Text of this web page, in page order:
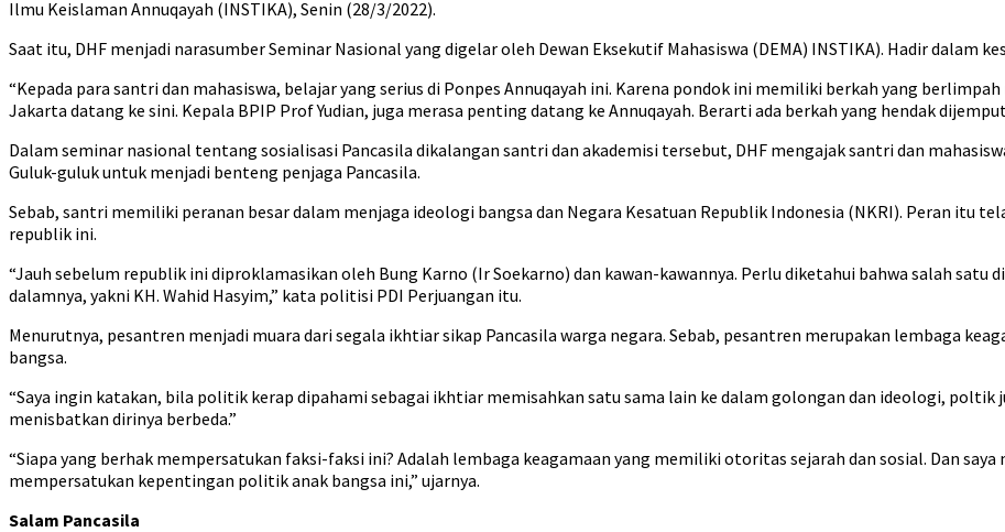
Ilmu Keislaman Annuqayah (INSTIKA), Senin (28/3/2022).
Saat itu, DHF menjadi narasumber Seminar Nasional yang digelar oleh Dewan Eksekutif Mahasiswa (DEMA) INSTIKA). Hadir dalam
“Kepada para santri dan mahasiswa, belajar yang serius di Ponpes Annuqayah ini. Karena pondok ini memiliki berkah yang
Jakarta datang ke sini. Kepala BPIP Prof Yudian, juga merasa penting datang ke Annuqayah. Berarti ada berkah yang hendak
Dalam seminar nasional tentang sosialisasi Pancasila dikalangan santri dan akademisi tersebut, DHF mengajak santri dan
Guluk-guluk untuk menjadi benteng penjaga Pancasila.
Sebab, santri memiliki peranan besar dalam menjaga ideologi bangsa dan Negara Kesatuan Republik Indonesia (NKRI). Peran itu
republik ini.
“Jauh sebelum republik ini diproklamasikan oleh Bung Karno (Ir Soekarno) dan kawan-kawannya. Perlu diketahui bahwa salah satu
dalamnya, yakni KH. Wahid Hasyim,” kata politisi PDI Perjuangan itu.
Menurutnya, pesantren menjadi muara dari segala ikhtiar sikap Pancasila warga negara. Sebab, pesantren merupakan lembaga
bangsa.
“Saya ingin katakan, bila politik kerap dipahami sebagai ikhtiar memisahkan satu sama lain ke dalam golongan dan ideologi,
menisbatkan dirinya berbeda.”
“Siapa yang berhak mempersatukan faksi-faksi ini? Adalah lembaga keagamaan yang memiliki otoritas sejarah dan sosial. Dan
mempersatukan kepentingan politik anak bangsa ini,” ujarnya.
Salam Pancasila